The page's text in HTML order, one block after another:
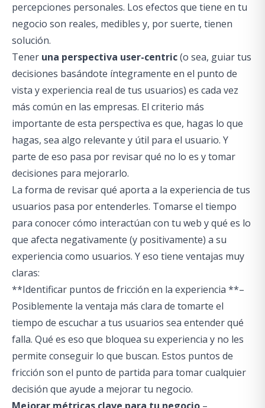
percepciones personales. Los efectos que tiene en tu
negocio son reales, medibles y, por suerte, tienen
solución.
Tener una perspectiva user-centric(o sea, guiar tus
decisiones basándote íntegramente en el punto de
vista y experiencia real de tus usuarios) es cada vez
más común en las empresas. El criterio más
importante de esta perspectiva es que, hagas lo que
hagas, sea algo relevante y útil para el usuario. Y
parte de eso pasa por revisar qué no lo es y tomar
decisiones para mejorarlo.
La forma de revisar qué aporta a la experiencia de tus
usuarios pasa por entenderles. Tomarse el tiempo
para conocer cómo interactúan con tu web y qué es lo
que afecta negativamente (y positivamente) a su
experiencia como usuarios. Y eso tiene ventajas muy
claras:
**Identificar puntos de fricción en la experiencia **–
Posiblemente la ventaja más clara de tomarte el
tiempo de escuchar a tus usuarios sea entender qué
falla. Qué es eso que bloquea su experiencia y no les
permite conseguir lo que buscan. Estos puntos de
fricción son el punto de partida para tomar cualquier
decisión que ayude a mejorar tu negocio.